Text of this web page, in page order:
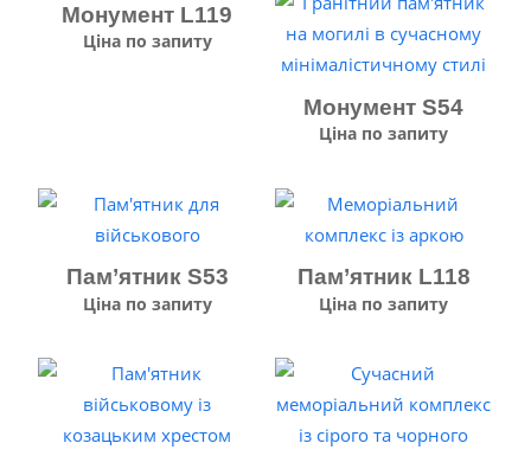
Монумент L119
Ціна по запиту
Монумент S54
Ціна по запиту
Пам’ятник S53
Ціна по запиту
Пам’ятник L118
Ціна по запиту